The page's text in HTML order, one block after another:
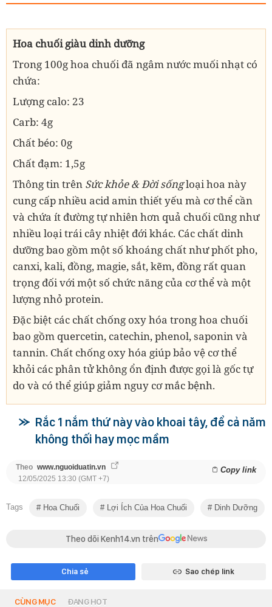
Hoa chuối giàu dinh dưỡng
Trong 100g hoa chuối đã ngâm nước muối nhạt có
chứa:
Lượng calo: 23
Carb: 4g
Chất béo: 0g
Chất đạm: 1,5g
Thông tin trên Sức khỏe & Đời sốngloại hoa này
cung cấp nhiều acid amin thiết yếu mà cơ thể cần
và chứa ít đường tự nhiên hơn quả chuối cũng như
nhiều loại trái cây nhiệt đới khác. Các chất dinh
dưỡng bao gồm một số khoáng chất như phốt pho,
canxi, kali, đồng, magie, sắt, kẽm, đồng rất quan
trọng đối với một số chức năng của cơ thể và một
lượng nhỏ protein.
Đặc biệt các chất chống oxy hóa trong hoa chuối
bao gồm quercetin, catechin, phenol, saponin và
tannin. Chất chống oxy hóa giúp bảo vệ cơ thể
khỏi các phân tử không ổn định được gọi là gốc tự
do và có thể giúp giảm nguy cơ mắc bệnh.
Rắc 1 nắm thứ này vào khoai tây, để cả năm
không thối hay mọc mầm
Theo www.nguoiduatin.vn Copy link
12/05/2025 13:30 (GMT +7)
Tags Hoa Chuối Lợi Ích Của Hoa Chuối Dinh Dưỡng
Theo dõi Kenh14.vn trên
Chia sẻ Sao chép link
CÙNG MỤC ĐANG HOT